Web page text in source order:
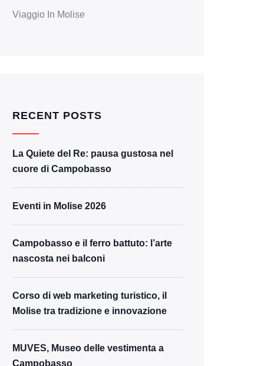
Viaggio In Molise
RECENT POSTS
La Quiete del Re: pausa gustosa nel
cuore di Campobasso
Eventi in Molise 2026
Campobasso e il ferro battuto: l’arte
nascosta nei balconi
Corso di web marketing turistico, il
Molise tra tradizione e innovazione
MUVES, Museo delle vestimenta a
Campobasso